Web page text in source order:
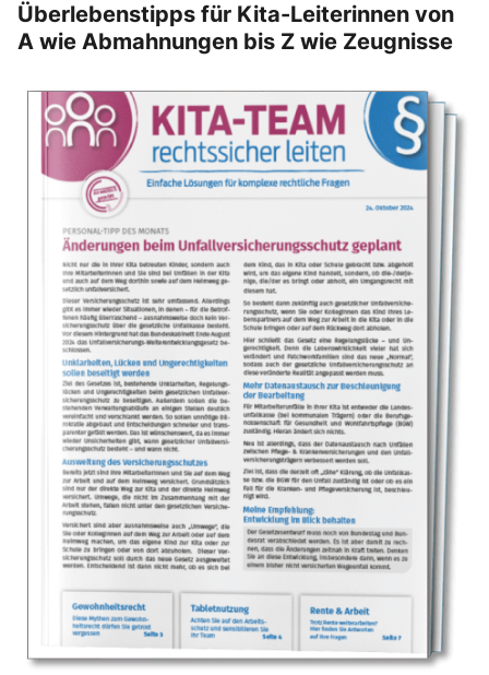
Überlebenstipps für Kita-Leiterinnen von
A wie Abmahnungen bis Z wie Zeugnisse